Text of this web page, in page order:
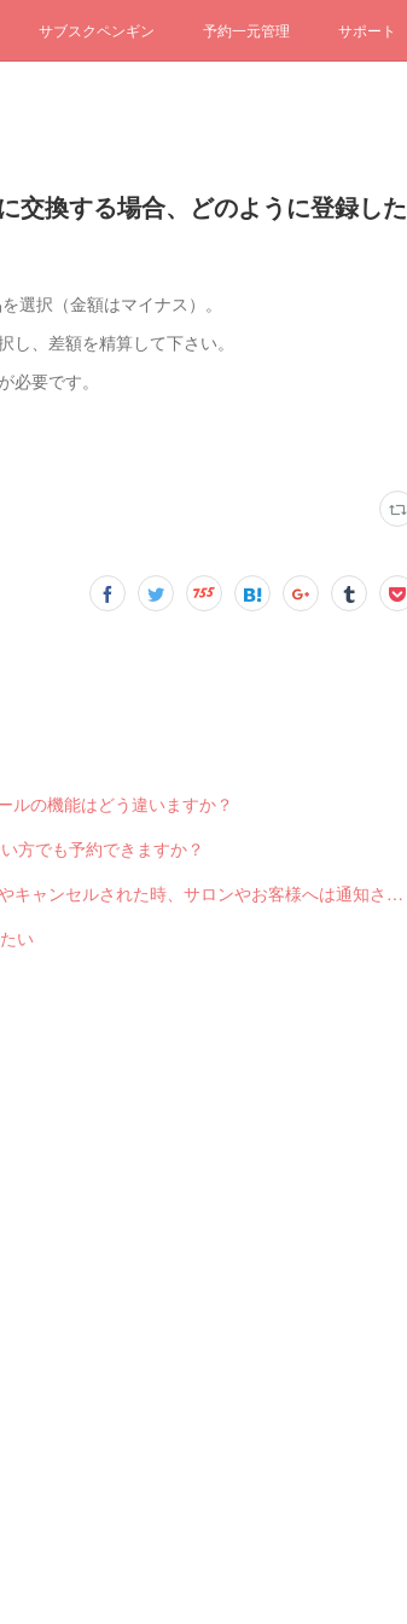
サブスクペンギン 予約一元管理 サポート
交換する場合、どのように登録した
選択（金額はマイナス）。
、差額を精算して下さい。
要です。
ルの機能はどう違いますか？
方でも予約できますか？
Q-2551 LINE対応Web予約から予約が入った時やキャンセルされた時、サロンやお客様へは通知されますか？
い